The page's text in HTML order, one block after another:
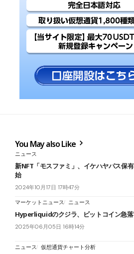
You May also Like
ニュース
新NFT「モスファミ」、イケハヤパス保
始
2024年10月17日 17時47分
マーケットニュース ニュース
Hyperliquidのクジラ、ビットコイン急落
2025年06月05日 16時14分
ニュース 仮想通貨チャート分析